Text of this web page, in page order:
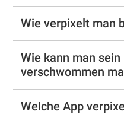
Wie verpixelt man
Wie kann man
verschwommen
Welche App